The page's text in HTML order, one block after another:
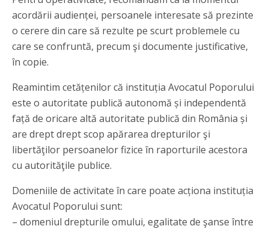
acordării audienței, persoanele interesate să prezinte
o cerere din care să rezulte pe scurt problemele cu
care se confruntă, precum şi documente justificative,
în copie.
Reamintim cetățenilor că instituția Avocatul Poporului
este o autoritate publică autonomă și independentă
față de oricare altă autoritate publică din România și
are drept drept scop apărarea drepturilor şi
libertăţilor persoanelor fizice în raporturile acestora
cu autorităţile publice.
Domeniile de activitate în care poate acționa instituția
Avocatul Poporului sunt:
– domeniul drepturile omului, egalitate de şanse între